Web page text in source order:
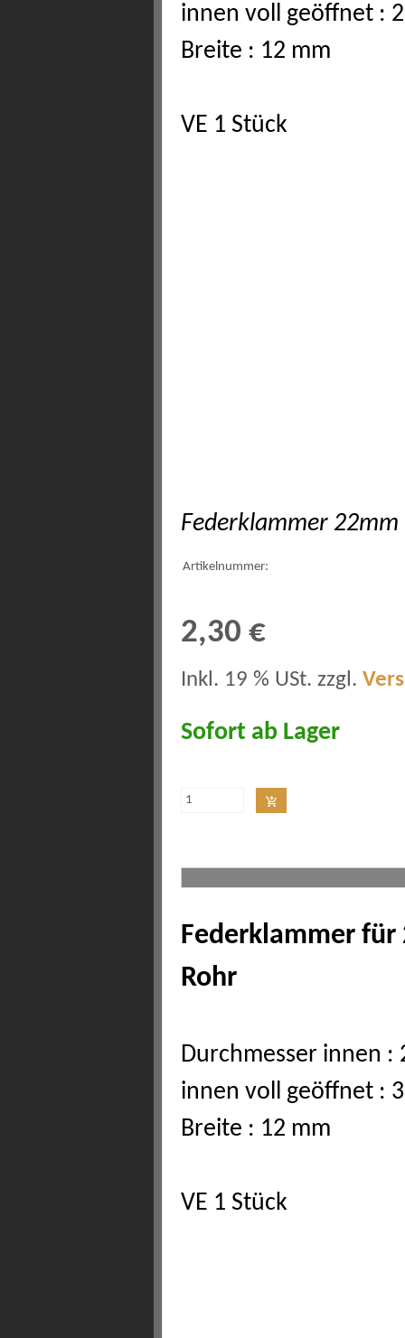
innen voll geöffnet :
Breite : 12 mm
VE 1 Stück
Federklammer 22mm
Artikelnummer:
2,30 €
Inkl. 19 % USt. zzgl.
Sofort ab Lager
Federklammer für
Rohr
Durchmesser innen :
innen voll geöffnet :
Breite : 12 mm
VE 1 Stück